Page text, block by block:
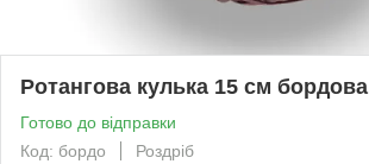
Ротангова кулька 15 см бордова
Готово до відправки
Код: бордо
Роздріб